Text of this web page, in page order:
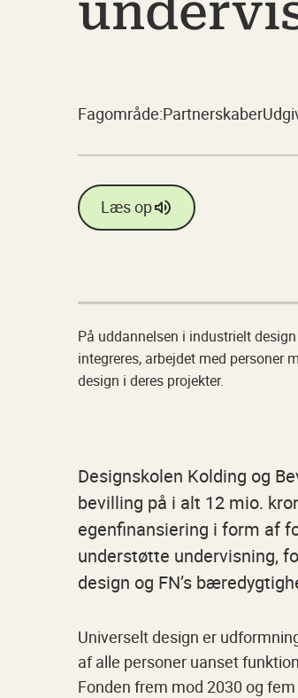
Fagområde:Partnerskaber
Læs op
På uddannelsen i industrielt
integreres, arbejdet med personer
design i deres projekter.
Designskolen Kolding og
bevilling på i alt 12 mio.
egenfinansiering i form af
understøtte undervisning,
design og FN’s
Universelt design er
af alle personer uanset
Fonden frem mod 2030 og